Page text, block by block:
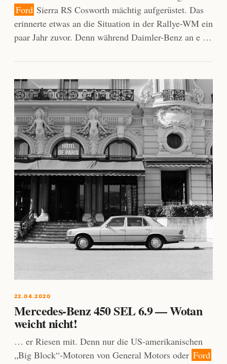
Ford Sierra RS Cosworth mächtig aufgerüstet. Das
erinnerte etwas an die Situation in der Rallye-WM ein
paar Jahr zuvor. Denn während Daimler-Benz an e …
22.04.2020
Mercedes-Benz 450 SEL 6.9 — Wotan
weicht nicht!
… er Riesen mit. Denn nur die US-amerikanischen
„Big Block“-Motoren von General Motors oder Ford